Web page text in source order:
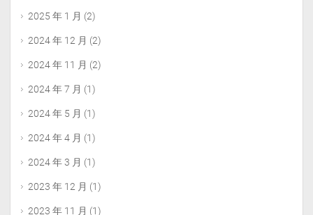
2025 年 1 月 (2)
2024 年 12 月 (2)
2024 年 11 月 (2)
2024 年 7 月 (1)
2024 年 5 月 (1)
2024 年 4 月 (1)
2024 年 3 月 (1)
2023 年 12 月 (1)
2023 年 11 月 (1)